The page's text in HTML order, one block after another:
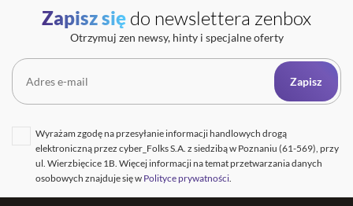
Generator haseł
Sprawdź IP
Ochrona Danych Osobowych
Uptime zenbox
Informacja o połączeniu spółek
Zapisz się do newslettera zenbox
Otrzymuj zen newsy, hinty i specjalne oferty
Zapisz
Wyrażam zgodę na przesyłanie informacji handlowych drogą
elektroniczną przez cyber_Folks S.A. z siedzibą w Poznaniu (61-569), przy
ul. Wierzbięcice 1B. Więcej informacji na temat przetwarzania danych
osobowych znajduje się w Polityce prywatności.